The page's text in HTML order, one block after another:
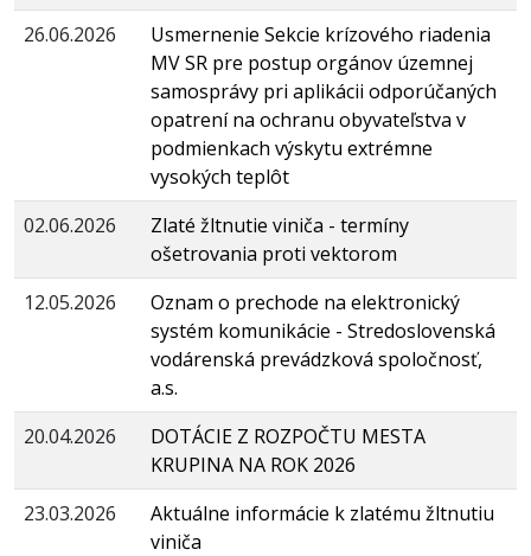
26.06.2026
Usmernenie Sekcie krízového riadenia
MV SR pre postup orgánov územnej
samosprávy pri aplikácii odporúčaných
opatrení na ochranu obyvateľstva v
podmienkach výskytu extrémne
vysokých teplôt
02.06.2026
Zlaté žltnutie viniča - termíny
ošetrovania proti vektorom
12.05.2026
Oznam o prechode na elektronický
systém komunikácie - Stredoslovenská
vodárenská prevádzková spoločnosť,
a.s.
20.04.2026
DOTÁCIE Z ROZPOČTU MESTA
KRUPINA NA ROK 2026
23.03.2026
Aktuálne informácie k zlatému žltnutiu
viniča